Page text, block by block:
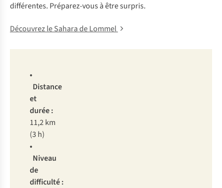
différentes. Préparez-vous à être surpris.
Découvrez le Sahara de Lommel
•
Distance
et
durée :
11,2 km
(3 h)
•
Niveau
de
difficulté :